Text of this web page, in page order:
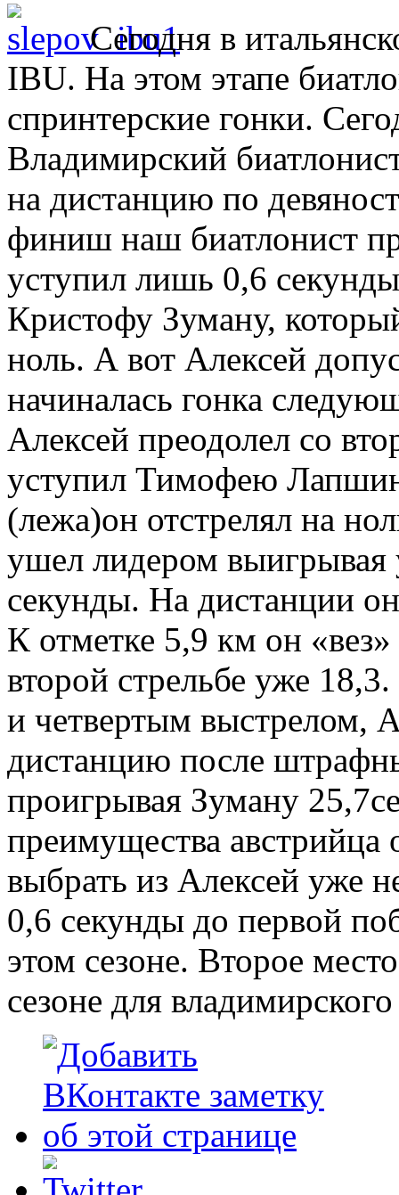
Сегодня в
IBU. На этом этапе
спринтерские гонки.
Владимирский
на дистанцию по
финиш наш биатлонист
уступил лишь 0,6
Кристофу Зуману,
ноль. А вот Алексей
начиналась гонка
Алексей преодолел со
уступил Тимофею
(лежа)он отстрелял на
ушел лидером выигрывая
секунды. На дистанции
К отметке 5,9 км он
второй стрельбе уже
и четвертым выстрелом,
дистанцию после
проигрывая Зуману
преимущества австрийца
выбрать из Алексей уже
0,6 секунды до первой
этом сезоне. Второе
сезоне для